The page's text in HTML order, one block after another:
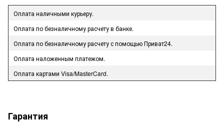
Оплата наличными курьеру.
Оплата по безналичному расчету в банке.
Оплата по безналичному расчету с помощью Приват24.
Оплата наложенным платежом.
Оплата картами Visa/MasterCard.
Гарантия